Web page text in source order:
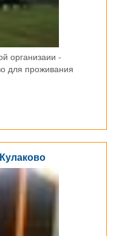
организаии -
для проживания